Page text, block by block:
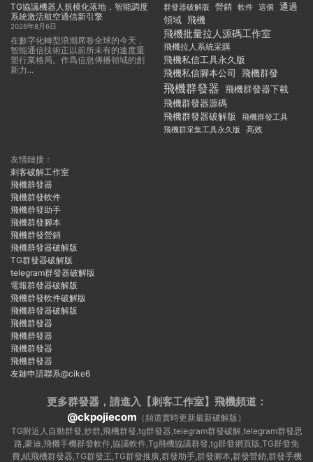
TG協議機器人規模化落地，智能調度
系統激活航空通信新引擎
2026年8月6日
在數字化轉型浪潮席卷全球的今天，
智能通信技術正以前所未有的速度重
塑行業格局。作爲信息傳播領域的創
新力...
群發器破解版 營銷 軟件 這個
通過
領域 飛機
飛機批量拉人源碼工作室
飛機拉人系統采購
飛機私信工具永久版
飛機私信腳本公司
飛機群發
飛機群發器 飛機群發器下載
飛機群發器源碼
飛機群發器破解版
飛機群發工具
飛機群采集工具永久版
高效
友情鏈接：
刺客破解工作室
飛機群發器
飛機群發軟件
飛機群發助手
飛機群發腳本
飛機群發營銷
飛機群發器破解版
TG群發器破解版
telegram群發器破解版
電報群發器破解版
飛機群發軟件破解版
飛機群發器破解版
飛機群發器
飛機群發器
飛機群發器
飛機群發器
友鏈申請聯系@cike6
更多群發器，請進入【刺客工作室】 飛機頻道：
@ckpojiecom （頻道實時更新最新破解版）
TG附近人自動群發,炒群,飛機群發,tg群發器,telegram群發破解,telegram群發思
路,豪迪,飛機手機群發軟件,協議軟件,Tg飛機協議群發,tg群發網頁版,TG群發免
費,紙飛機群發器,TG群發王,TG群發推廣,群發助手,群發腳本,群發營銷,群發手機